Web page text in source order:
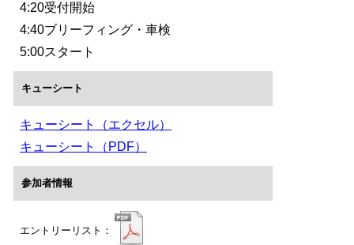
4:20受付開始
4:40ブリーフィング・車検
5:00スタート
キューシート
キューシート（エクセル）
キューシート（PDF）
参加者情報
エントリーリスト：